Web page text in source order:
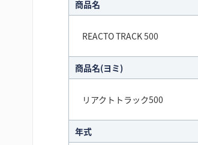
商品名
REACTO TRACK 500
商品名(ヨミ)
リアクトトラック500
年式